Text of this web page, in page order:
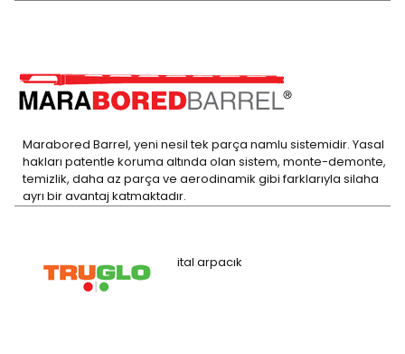
Marabored Barrel, yeni nesil tek parça namlu sistemidir. Yasal
hakları patentle koruma altında olan sistem, monte-demonte,
temizlik, daha az parça ve aerodinamik gibi farklarıyla silaha
ayrı bir avantaj katmaktadır.
ital arpacık